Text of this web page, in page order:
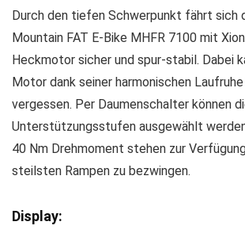
Durch den tiefen Schwerpunkt fährt sich
Mountain FAT E-Bike MHFR 7100 mit
Heckmotor sicher und spur-stabil. Dabei
Motor dank seiner harmonischen
vergessen. Per Daumenschalter können
Unterstützungsstufen ausgewählt
40 Nm Drehmoment stehen zur
steilsten Rampen zu bezwingen.
Display: